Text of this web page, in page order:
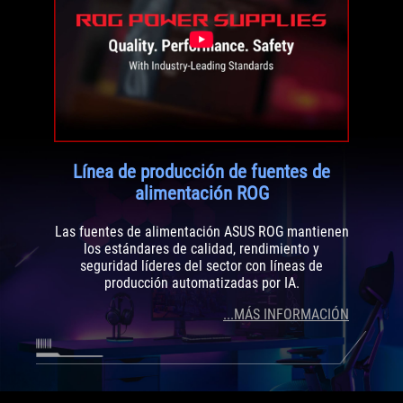
Línea de producción de fuentes de
alimentación ROG
Las fuentes de alimentación ASUS ROG mantienen
los estándares de calidad, rendimiento y
seguridad líderes del sector con líneas de
producción automatizadas por IA.
...MÁS INFORMACIÓN